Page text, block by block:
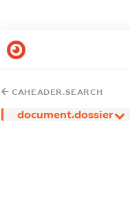
CAHEADER.SEARCH
document.dossier